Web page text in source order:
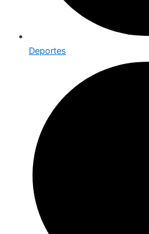
Deportes